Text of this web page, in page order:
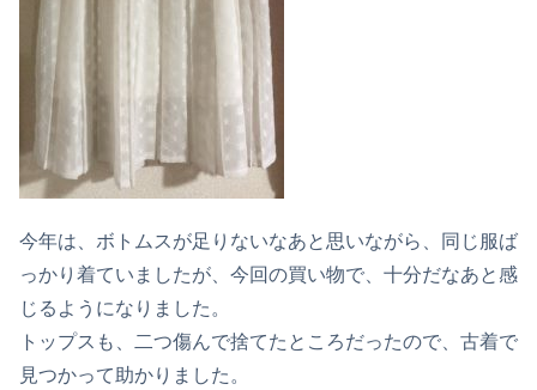
今年は、ボトムスが足りないなあと思いながら、同じ服ば
っかり着ていましたが、今回の買い物で、十分だなあと感
じるようになりました。
トップスも、二つ傷んで捨てたところだったので、古着で
見つかって助かりました。